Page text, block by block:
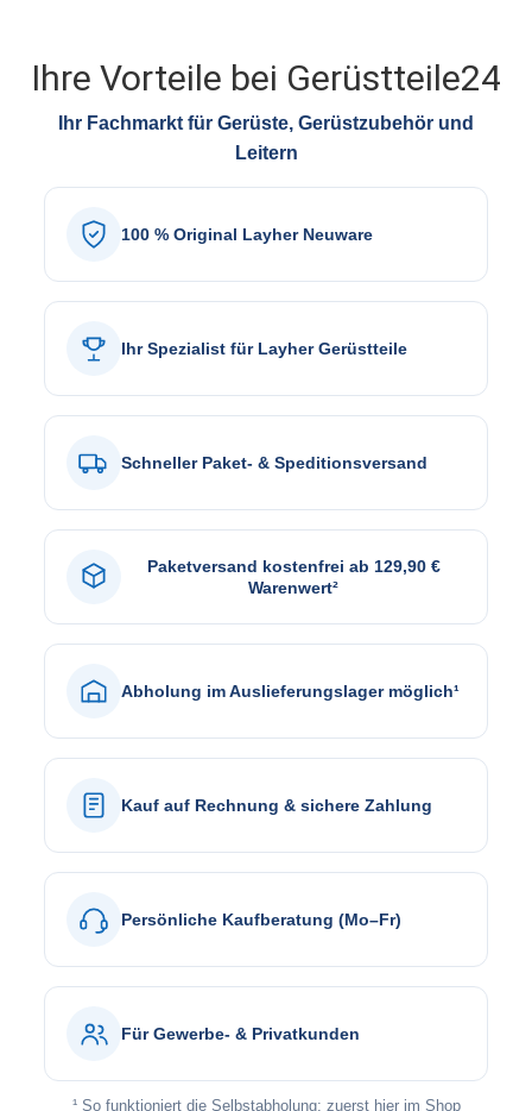
Ihre Vorteile bei Gerüstteile24
Ihr Fachmarkt für Gerüste, Gerüstzubehör und
Leitern
100 % Original Layher Neuware
Ihr Spezialist für Layher Gerüstteile
Schneller Paket- & Speditionsversand
Paketversand kostenfrei ab 129,90 €
Warenwert²
Abholung im Auslieferungslager möglich¹
Kauf auf Rechnung & sichere Zahlung
Persönliche Kaufberatung (Mo–Fr)
Für Gewerbe- & Privatkunden
¹ So funktioniert die Selbstabholung: zuerst hier im Shop